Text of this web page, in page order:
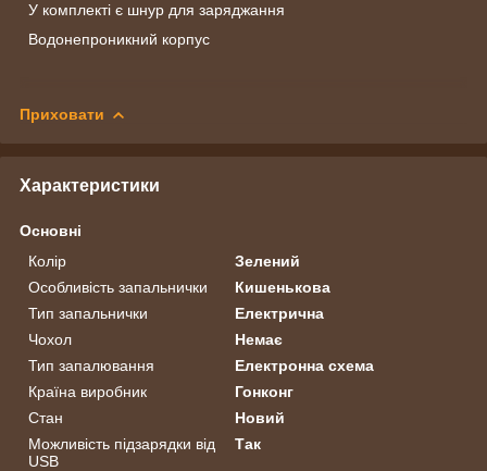
У комплекті є шнур для заряджання
Водонепроникний корпус
Приховати
Характеристики
Основні
Колір
Зелений
Особливість запальнички
Кишенькова
Тип запальнички
Електрична
Чохол
Немає
Тип запалювання
Електронна схема
Країна виробник
Гонконг
Стан
Новий
Можливість підзарядки від
USB
Так